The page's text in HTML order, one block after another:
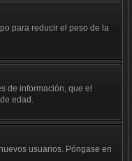
para reducir el peso de la
de información, que el
edad.
usuarios. Póngase en